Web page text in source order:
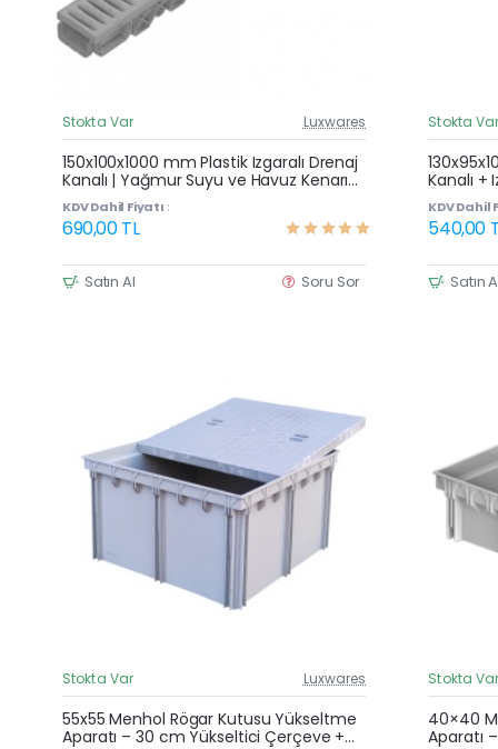
Güncel Fiyat
Yeni Ürün
Çok Satan
Stokta Var Luxwares
150x100x1000 mm Plastik Izgaralı Drenaj
Kanalı | Yağmur Suyu ve Havuz Kenarı
Oluğu
KDV Dahil Fiyatı :
690,00 TL
Satın Al Soru Sor
Stokta Var
Kanalı
Yağmur
KDV Dahil
540,00
Satın
Güncel Fiyat
Yeni Ürün
Stokta Var Luxwares
55x55 Menhol Rögar Kutusu Yükseltme
Aparatı – 30 cm Yükseltici Çerçeve +
Stokta Var
40×40
Aparatı